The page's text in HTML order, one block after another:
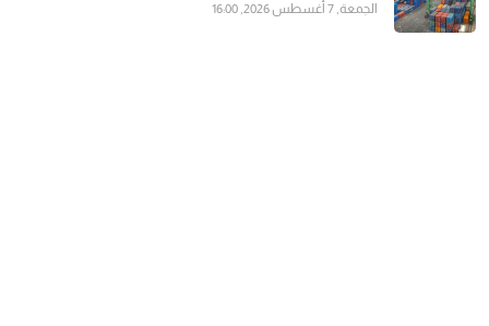
الجمعة, 7 أغسطس 2026, 16:00